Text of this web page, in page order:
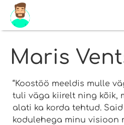
Maris
“Koostöö meeldis mulle
tuli väga kiirelt ning kõik,
alati ka korda tehtud.
kodulehega minu visioon